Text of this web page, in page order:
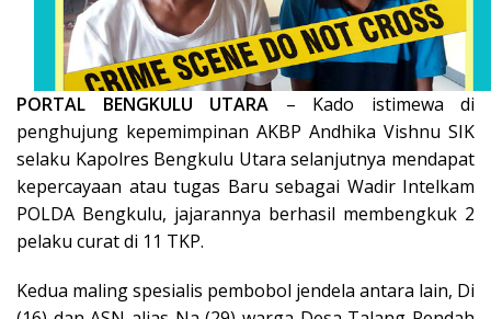
PORTAL BENGKULU UTARA – Kado istimewa di
penghujung kepemimpinan AKBP Andhika Vishnu SIK
selaku Kapolres Bengkulu Utara selanjutnya mendapat
kepercayaan atau tugas Baru sebagai Wadir Intelkam
POLDA Bengkulu, jajarannya berhasil membengkuk 2
pelaku curat di 11 TKP.
Kedua maling spesialis pembobol jendela antara lain, Di